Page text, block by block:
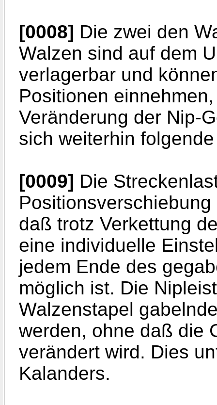
[0008] Die zwei den
Walzen sind auf dem
verlagerbar und
Positionen
Veränderung der Nip-
sich weiterhin
[0009] Die
daß trotz Verkettung
eine individuelle
jedem Ende des
möglich ist. Die
Walzenstapel
werden, ohne daß die
verändert wird. Dies
Kalanders.